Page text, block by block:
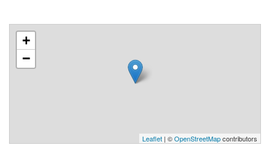
+
−
Leaflet | ©OpenStreetMapcontributors